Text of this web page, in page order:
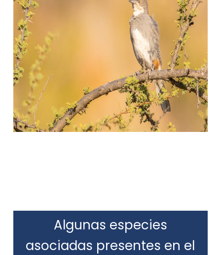
Algunas especies
asociadas presentes en el